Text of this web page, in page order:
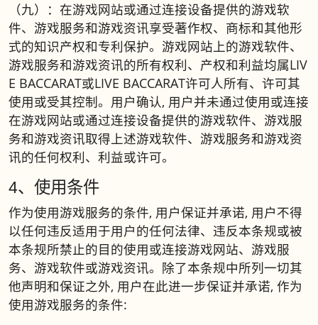
（九）：在游戏网站或通过连接设备提供的游戏软
件、游戏服务和游戏资讯享受著作权、商标和其他形
式的知识产权和专利保护。游戏网站上的游戏软件、
游戏服务和游戏资讯的所有权利、产权和利益均属LIV
E BACCARAT或LIVE BACCARAT许可人所有、许可其
使用或受其控制。用户确认, 用户并未通过使用或连接
在游戏网站或通过连接设备提供的游戏软件、游戏服
务和游戏资讯取得上述游戏软件、游戏服务和游戏资
讯的任何权利、利益或许可。
4、使用条件
作为使用游戏服务的条件, 用户保证并承诺, 用户不得
以任何违反适用于用户的任何法律、违反本条规或被
本条规所禁止的目的使用或连接游戏网站、游戏服
务、游戏软件或游戏资讯。除了本条规中所列一切其
他声明和保证之外, 用户在此进一步保证并承诺, 作为
使用游戏服务的条件: